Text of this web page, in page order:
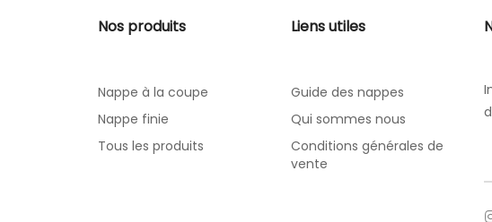
Nos produits
Nappe à la coupe
Nappe finie
Tous les produits
Liens utiles
Guide des nappes
Qui sommes nous
Conditions générales de
vente